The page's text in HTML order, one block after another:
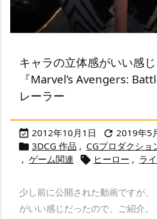
キャラの立体感がいい感
『Marvel’s Avengers:
レーラー
 2012年10月1日  2019年5
 3DCG 作品 , CGプロダクショ
, ゲーム関連  ヒーロー , ラ
少し前に公開された動画ですが
がいい感じだったので、ご紹介。